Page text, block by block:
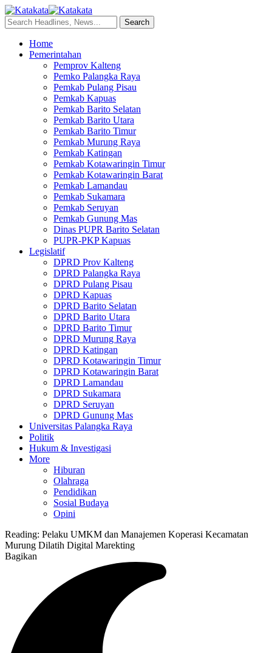
Home
Pemerintahan
Pemprov Kalteng
Pemko Palangka Raya
Pemkab Pulang Pisau
Pemkab Kapuas
Pemkab Barito Selatan
Pemkab Barito Utara
Pemkab Barito Timur
Pemkab Murung Raya
Pemkab Katingan
Pemkab Kotawaringin Timur
Pemkab Kotawaringin Barat
Pemkab Lamandau
Pemkab Sukamara
Pemkab Seruyan
Pemkab Gunung Mas
Dinas PUPR Barito Selatan
PUPR-PKP Kapuas
Legislatif
DPRD Prov Kalteng
DPRD Palangka Raya
DPRD Pulang Pisau
DPRD Kapuas
DPRD Barito Selatan
DPRD Barito Utara
DPRD Barito Timur
DPRD Murung Raya
DPRD Katingan
DPRD Kotawaringin Timur
DPRD Kotawaringin Barat
DPRD Lamandau
DPRD Sukamara
DPRD Seruyan
DPRD Gunung Mas
Universitas Palangka Raya
Politik
Hukum & Investigasi
More
Hiburan
Olahraga
Pendidikan
Sosial Budaya
Opini
Reading: Pelaku UMKM dan Manajemen Koperasi Kecamatan
Murung Dilatih Digital Marekting
Bagikan